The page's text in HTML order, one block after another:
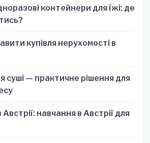
контейнери для їжі: де
купівля нерухомості в
суші — практичне рішення для
навчання в Австрії для